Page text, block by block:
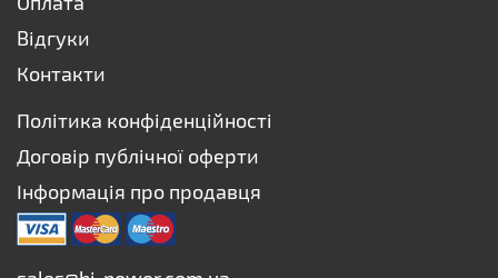
Відгуки
Контакти
Політика конфіденційності
Договір публічної оферти
Інформація про продавця